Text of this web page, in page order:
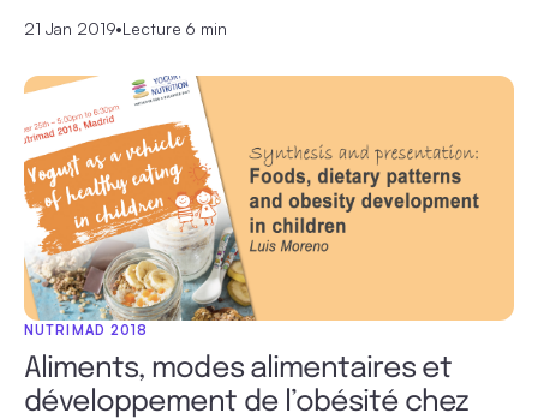
21 Jan 2019•Lecture 6 min
NUTRIMAD 2018
Aliments, modes alimentaires et
développement de l’obésité chez